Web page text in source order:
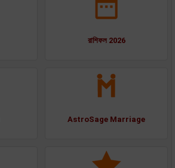
রাশিফল 2026
AstroSage Marriage